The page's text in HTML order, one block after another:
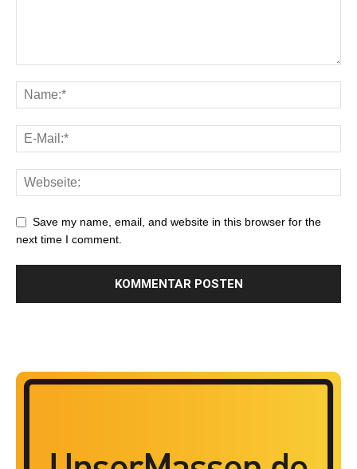
Save my name, email, and website in this browser for the
next time I comment.